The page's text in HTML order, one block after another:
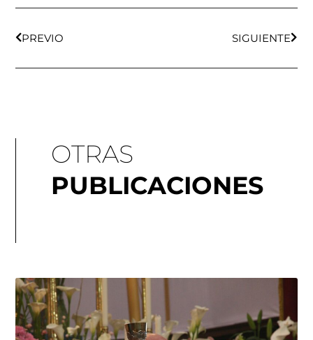
PREVIO SIGUIENTE
OTRAS
PUBLICACIONES